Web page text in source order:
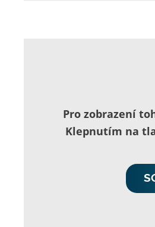
Pro zobrazení
Klepnutím na